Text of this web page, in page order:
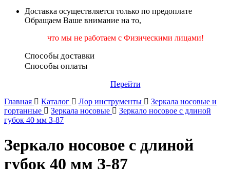
Доставка осуществляется только по предоплате
Обращаем Ваше внимание на то,
что мы не работаем с Физическими лицами!
Способы доставки
Способы оплаты
Перейти
Главная
Каталог Лор инструменты
Зеркала носовые и
гортанные
Зеркала носовые
Зеркало носовое с длиной
губок 40 мм З-87
Зеркало носовое с длиной
губок 40 мм З-87